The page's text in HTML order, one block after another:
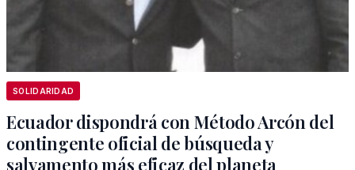
SOLIDARIDAD
Ecuador dispondrá con Método Arcón del
contingente oficial de búsqueda y
salvamento más eficaz del planeta